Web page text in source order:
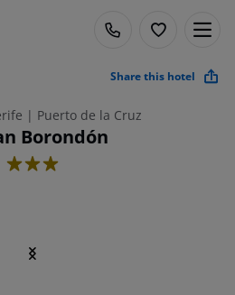
Share this hotel
| Puerto de la Cruz
Borondón
3